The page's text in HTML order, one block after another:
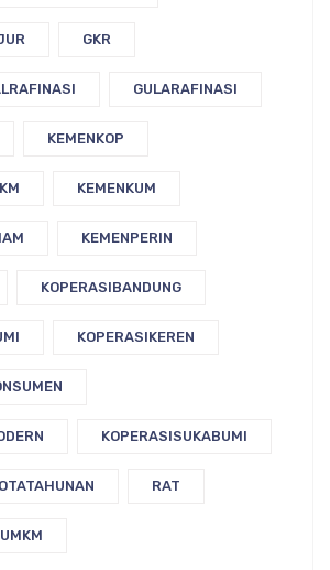
GKR
GULARAFINASI
KEMENKOP
KEMENKUM
KEMENPERIN
KOPERASIBANDUNG
KOPERASIKEREN
KOPERASISUKABUMI
RAT
UMKM